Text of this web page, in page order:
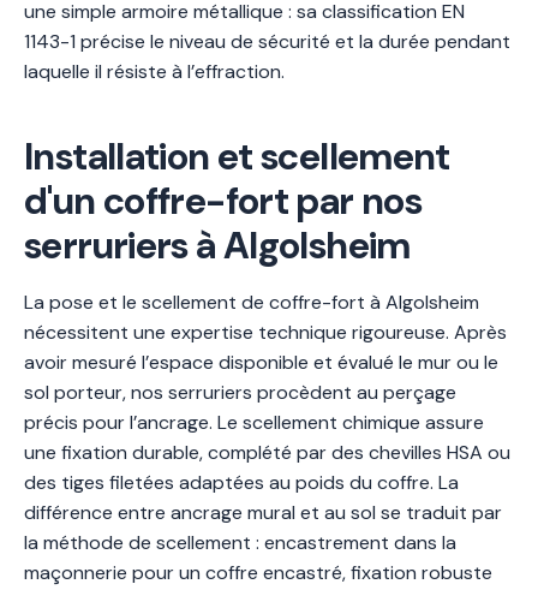
une simple armoire métallique : sa classification EN
1143-1 précise le niveau de sécurité et la durée pendant
laquelle il résiste à l’effraction.
Installation et scellement
d'un coffre-fort par nos
serruriers à Algolsheim
La pose et le scellement de coffre-fort à Algolsheim
nécessitent une expertise technique rigoureuse. Après
avoir mesuré l’espace disponible et évalué le mur ou le
sol porteur, nos serruriers procèdent au perçage
précis pour l’ancrage. Le scellement chimique assure
une fixation durable, complété par des chevilles HSA ou
des tiges filetées adaptées au poids du coffre. La
différence entre ancrage mural et au sol se traduit par
la méthode de scellement : encastrement dans la
maçonnerie pour un coffre encastré, fixation robuste